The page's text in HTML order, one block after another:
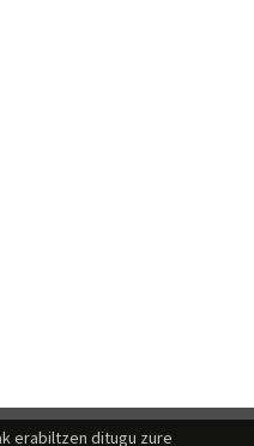
erabiltzen ditugu zure